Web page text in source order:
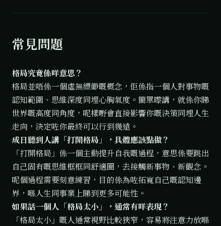
常見問題
格局究竟係咩意思？
格局並唔係一個虛無縹緲嘅概念，佢係指一個人對事物嘅
認知範圍、思維深度同埋心胸氣度。簡單嚟講，就係你睇
世界嘅高度同角度，呢樣嘢會直接影響你嘅決策同埋人生
走向，決定咗你最終可以行到幾遠。
成日聽到人講「打開格局」，具體應該點做？
「打開格局」係一個主動提升自我嘅過程，意思係要跳出
自己固有嘅思維框框同舒適圈，去接觸新事物、新觀念。
呢個過程需要刻意練習，目的係為咗拓寬自己嘅認知邊
界，喺人生同事業上睇到更多可能性。
如果話一個人「格局太小」，通常有咩表現？
「格局太小」嘅人通常視野比較狹窄，容易將注意力放喺